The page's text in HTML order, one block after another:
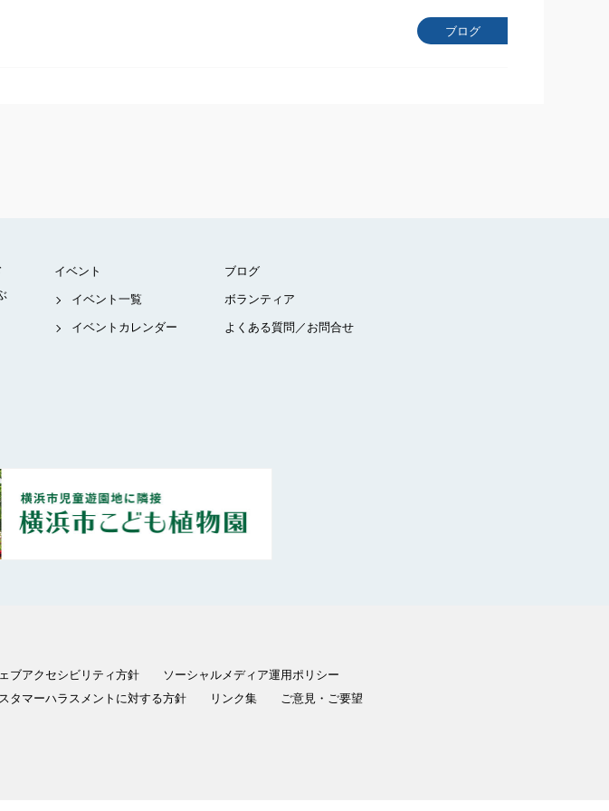
ブログ
イベント
イベント一覧
イベントカレンダー
ブログ
ボランティア
よくある質問／お問合せ
ブアクセシビリティ方針
ソーシャルメディア運用ポリシー
タマーハラスメントに対する方針 リンク集 ご意見・ご要望